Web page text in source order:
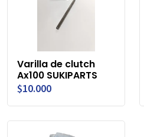
Varilla de clutch
Ax100 SUKIPARTS
$10.000